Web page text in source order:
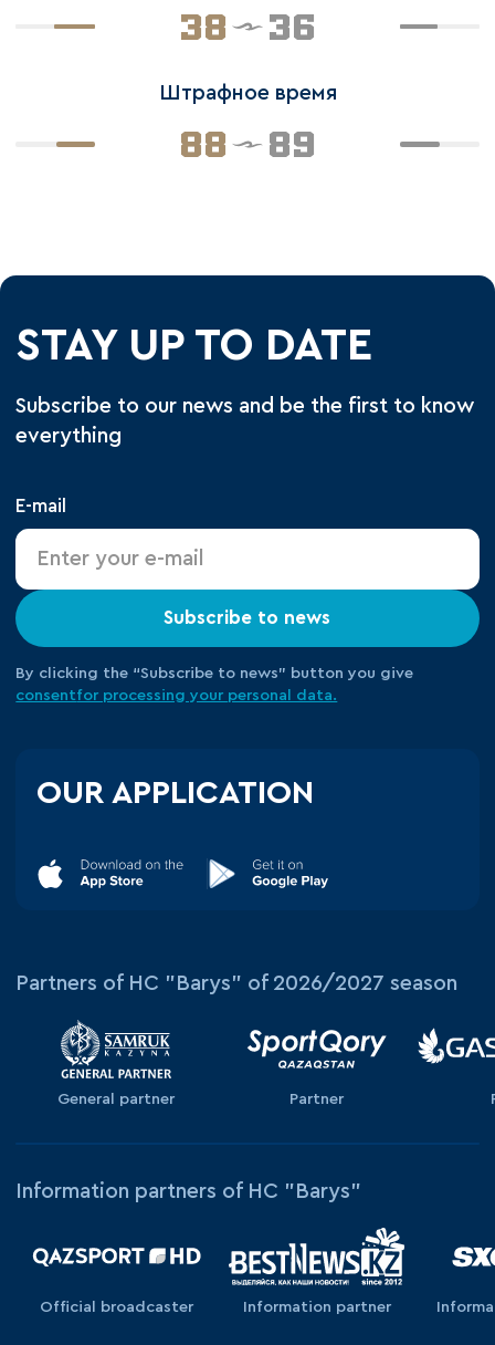
38 36
Штрафное время
88 89
STAY UP TO DATE
Subscribe to our news and be the first to know
everything
E-mail
Subscribe to news
By clicking the “Subscribe to news” button you give
consentfor processing your personal data.
OUR APPLICATION
Partners of HC "Barys" of 2026/2027 season
General partner Partner
Information partners of HC "Barys"
Official broadcaster Information partner